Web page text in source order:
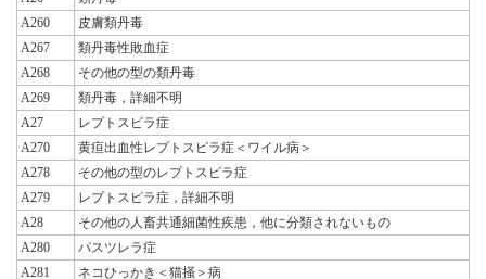
A260
皮膚類丹毒
A267
類丹毒性敗血症
A268
その他の型の類丹毒
A269
類丹毒，詳細不明
A27
レプトスピラ症
A270
黄疸出血性レプトスピラ症＜ワイル病＞
A278
その他の型のレプトスピラ症
A279
レプトスピラ症，詳細不明
A28
その他の人畜共通細菌性疾患，他に分類されないもの
A280
パスツレラ症
A281
ネコひっかき＜猫掻＞病